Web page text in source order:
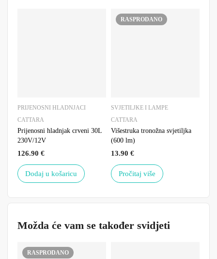
PRIJENOSNI HLADNJACI
CATTARA
Prijenosni hladnjak crveni 30L
230V/12V
126.90 €
Dodaj u košaricu
RASPRODANO
SVJETILJKE I LAMPE
CATTARA
Višestruka tronožna svjetiljka
(600 lm)
13.90 €
Pročitaj više
Možda će vam se također svidjeti
RASPRODANO